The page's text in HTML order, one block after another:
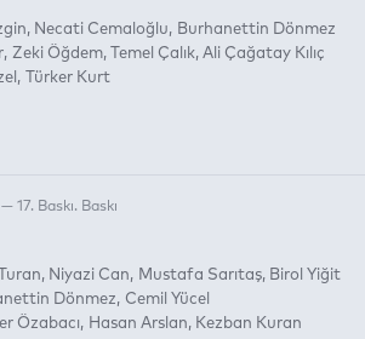
Necati Cemaloğlu
Burhanettin Dönmez
Zeki Öğdem Temel Çalık Ali Çağatay Kılıç
Türker Kurt
Baskı. Baskı
Niyazi Can Mustafa Sarıtaş
Birol Yiğit
Dönmez
Cemil Yücel
Özabacı Hasan Arslan
Kezban Kuran